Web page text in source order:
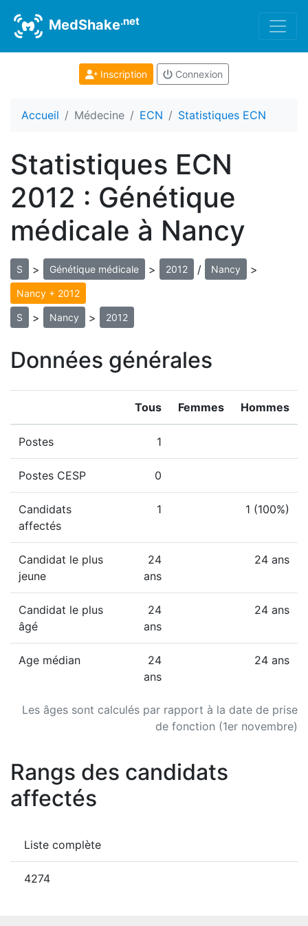
MedShake.net
Inscription Connexion
Accueil Médecine ECN Statistiques ECN
Statistiques ECN
2012 : Génétique
médicale à Nancy
S > Génétique médicale > 2012 / Nancy >
Nancy + 2012
S > Nancy > 2012
Données générales
Les âges sont calculés par rapport à la date de prise
de fonction (1er novembre)
Tous Femmes Hommes
Postes 1
Postes CESP 0
Candidats
affectés
1 1 (100%)
Candidat le plus
jeune
24
ans
24 ans
Candidat le plus
âgé
24
ans
24 ans
Age médian
24
ans
24 ans
Rangs des candidats
affectés
Liste complète
4274